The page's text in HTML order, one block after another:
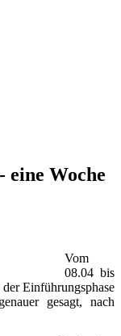
eine Woche
Vom
08.04 bis
Einführungsphase
gesagt, nach